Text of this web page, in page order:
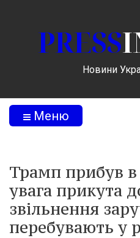
PRESS
Новини
Меню
Трамп прибув в
увага прикута
звільнення
перебувають у